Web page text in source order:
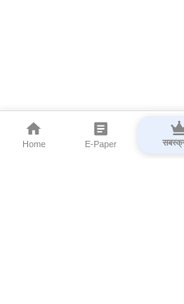
Home E-Paper